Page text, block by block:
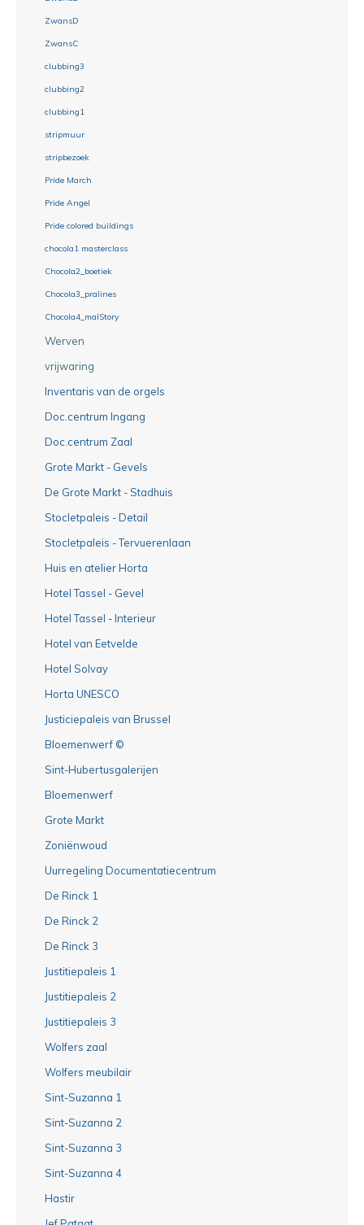
ZwansD
ZwansC
clubbing3
clubbing2
clubbing1
stripmuur
stripbezoek
Pride March
Pride Angel
Pride colored buildings
chocola1 masterclass
Chocola2_boetiek
Chocola3_pralines
Chocola4_malStory
Werven
vrijwaring
Inventaris van de orgels
Doc.centrum Ingang
Doc.centrum Zaal
Grote Markt - Gevels
De Grote Markt - Stadhuis
Stocletpaleis - Detail
Stocletpaleis - Tervuerenlaan
Huis en atelier Horta
Hotel Tassel - Gevel
Hotel Tassel - Interieur
Hotel van Eetvelde
Hotel Solvay
Horta UNESCO
Justiciepaleis van Brussel
Bloemenwerf ©
Sint-Hubertusgalerijen
Bloemenwerf
Grote Markt
Zoniënwoud
Uurregeling Documentatiecentrum
De Rinck 1
De Rinck 2
De Rinck 3
Justitiepaleis 1
Justitiepaleis 2
Justitiepaleis 3
Wolfers zaal
Wolfers meubilair
Sint-Suzanna 1
Sint-Suzanna 2
Sint-Suzanna 3
Sint-Suzanna 4
Hastir